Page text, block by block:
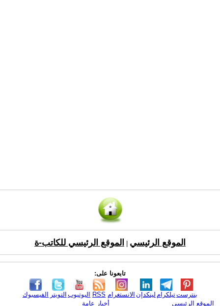
الموقع الرئيسي الموقع الرئيسي للكاتب-ة
تابعونا على:
الفيسبوك التويتر اليوتيوب RSS الانستغرام لينكدإن تيلكرامبنترست
الموقع الرئيسي
أخبار عامة